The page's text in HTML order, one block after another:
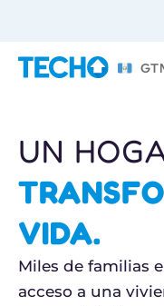
UN
VIDA.
Miles de familias
acceso a una